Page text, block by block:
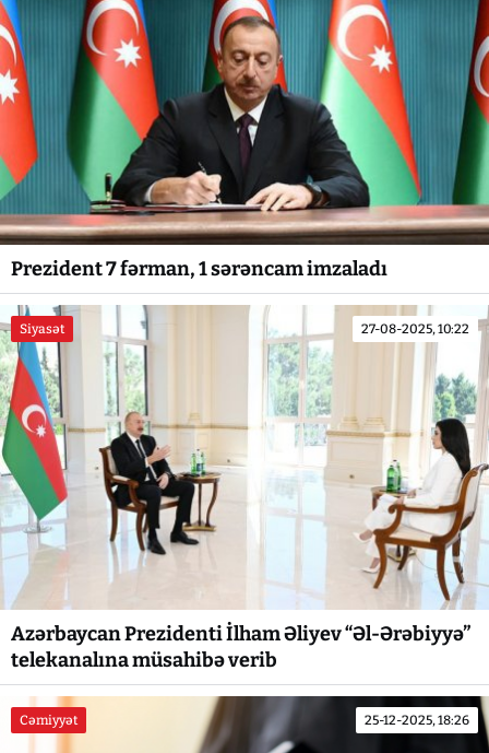
Prezident 7 fərman, 1 sərəncam imzaladı
Siyasət 27-08-2025, 10:22
Azərbaycan Prezidenti İlham Əliyev “Əl-Ərəbiyyə”
telekanalına müsahibə verib
Cəmiyyət 25-12-2025, 18:26